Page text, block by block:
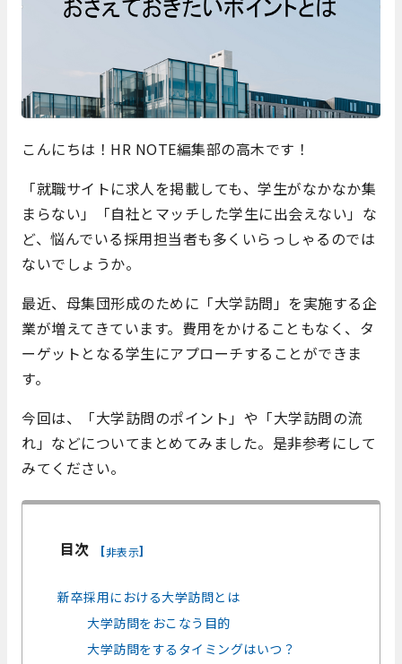
こんにちは！HR NOTE編集部の高木です！
「就職サイトに求人を掲載しても、学生がなかなか集
まらない」「自社とマッチした学生に出会えない」な
ど、悩んでいる採用担当者も多くいらっしゃるのでは
ないでしょうか。
最近、母集団形成のために「大学訪問」を実施する企
業が増えてきています。費用をかけることもなく、タ
ーゲットとなる学生にアプローチすることができま
す。
今回は、「大学訪問のポイント」や「大学訪問の流
れ」などについてまとめてみました。是非参考にして
みてください。
目次 [非表示]
新卒採用における大学訪問とは
大学訪問をおこなう目的
大学訪問をするタイミングはいつ？